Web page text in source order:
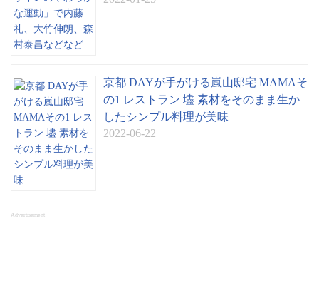
京都 DAYが手がける嵐山邸宅 MAMAそ
の1 レストラン 壗 素材をそのまま生か
したシンプル料理が美味
2022-06-22
Advertisement